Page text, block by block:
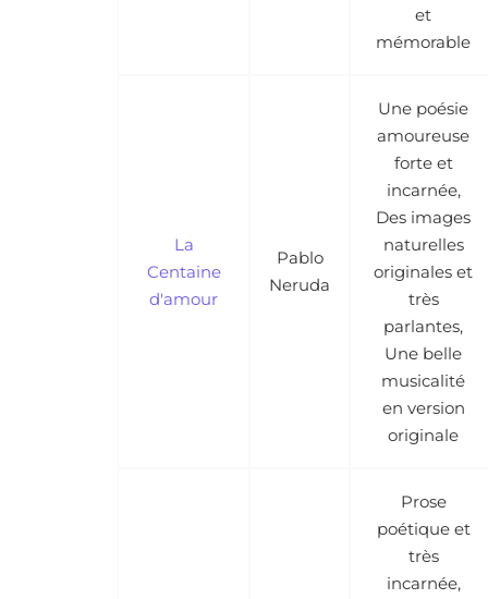
et
mémorable
La
Centaine
d'amour
Pablo
Neruda
Une poésie
amoureuse
forte et
incarnée,
Des images
naturelles
originales et
très
parlantes,
Une belle
musicalité
en version
originale
Prose
poétique et
très
incarnée,